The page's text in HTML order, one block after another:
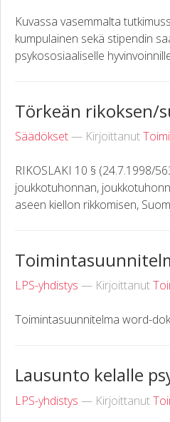
Kuvassa vasemmalta
kumpulainen sekä stipendin
psykososiaaliselle
Törkeän rikoksen/
Säädökset— Kirjoittanut
RIKOSLAKI 10 § (24.7.1998/
joukkotuhonnan,
aseen kiellon rikkomisen,
LPS-yhdistys — Kirjoittanut
Toimintasuunnitelma word-
Lausunto kelalle
LPS-yhdistys — Kirjoittanut